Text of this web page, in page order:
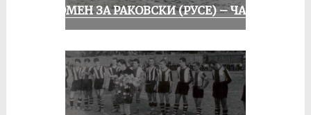
СПОМЕН ЗА РАКОВСКИ (РУСЕ) – ЧАСТ I